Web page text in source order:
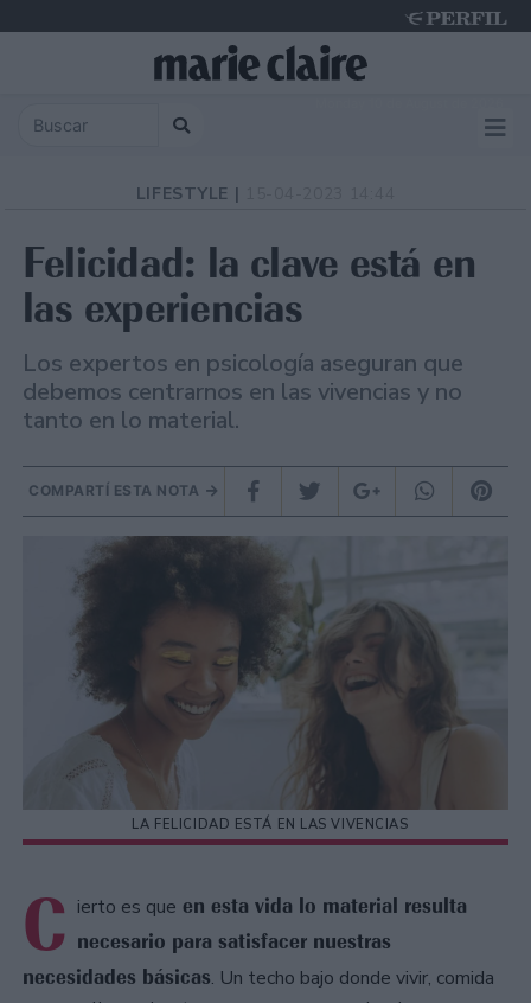
LIFESTYLE |
Felicidad: la clave está en
las experiencias
Los expertos en psicología aseguran que
debemos centrarnos en las vivencias y no
tanto en lo material.
COMPARTÍ ESTA NOTA
LA FELICIDAD ESTÁ EN LAS VIVENCIAS
C ierto es que en esta vida lo material resulta
necesario para satisfacer nuestras
necesidades básicas. Un techo bajo donde vivir, comida